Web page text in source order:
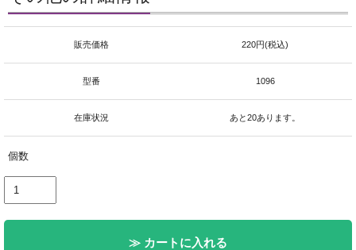
販売価格 220円(税込)
型番 1096
在庫状況 あと20あります。
個数
≫ カートに入れる